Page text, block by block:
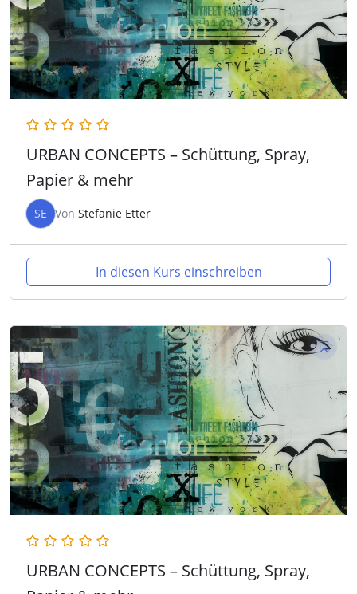
URBAN CONCEPTS – Schüttung, Spray,
Papier & mehr
SE Von Stefanie Etter
In diesen Kurs einschreiben
URBAN CONCEPTS – Schüttung, Spray,